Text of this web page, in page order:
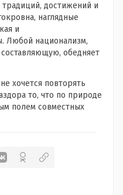
достижений и
наглядные
и
Любой национализм,
обедняет
хочется повторять
то, что по природе
полем совместных